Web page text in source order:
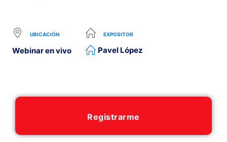
UBICACIÓN
Webinar en vivo
EXPOSITOR
Pavel López
Registrarme